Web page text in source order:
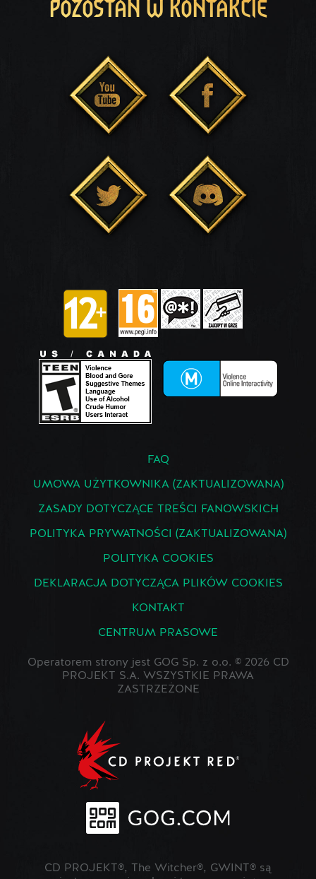
POZOSTAŃ W KONTAKCIE
FAQ
UMOWA UŻYTKOWNIKA (ZAKTUALIZOWANA)
ZASADY DOTYCZĄCE TREŚCI FANOWSKICH
POLITYKA PRYWATNOŚCI (ZAKTUALIZOWANA)
POLITYKA COOKIES
DEKLARACJA DOTYCZĄCA PLIKÓW COOKIES
KONTAKT
CENTRUM PRASOWE
Operatorem strony jest GOG Sp. z o.o. © 2026 CD
PROJEKT S.A. WSZYSTKIE PRAWA
ZASTRZEŻONE
CD PROJEKT®, The Witcher®, GWINT® są